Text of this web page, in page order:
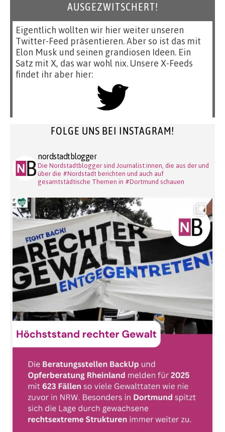
AUSGEZWITSCHERT!
Eigentlich wollten wir hier weiter unseren
Twitter-Feed präsentieren. Aber so ist das mit
Elon Musk und seinen grandiosen Ideen. Ein
Satz mit X, das war wohl nix. Unsere X-Feeds
findet ihr aber hier:
FOLGE UNS BEI INSTAGRAM!
nordstadtblogger
Die Nordstadtblogger sind Journalist:innen, die aus der und
über die #Nordstadt berichten und auch auf
gesamtstädtische Themen in #Dortmund schauen